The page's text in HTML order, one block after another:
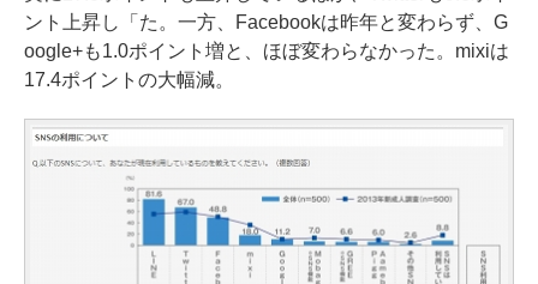
ント上昇し「た。一方、Facebookは昨年と変わらず、G
oogle+も1.0ポイント増と、ほぼ変わらなかった。mixiは
17.4ポイントの大幅減。